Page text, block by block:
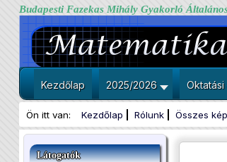
Budapesti Fazekas Mihály Gyakorló
Kezdőlap 2025/2026
Ön itt van: Kezdőlap Rólunk Összes
Látogatók